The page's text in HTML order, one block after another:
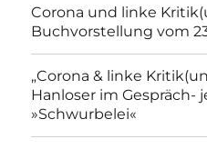
Corona und linke
Buchvorstellung vom
„Corona & linke
Hanloser im Gespräch-
»Schwurbelei«